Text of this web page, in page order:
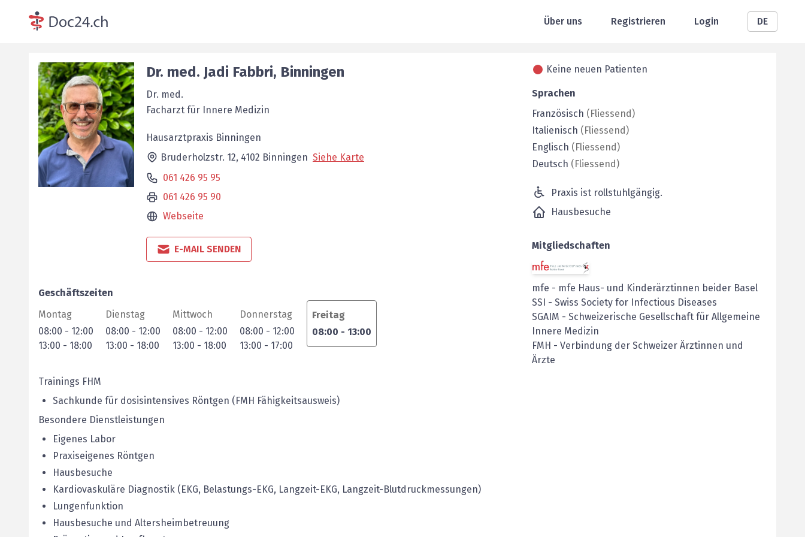
Über uns Registrieren Login DE
Dr. med. Jadi Fabbri, Binningen
Dr. med.
Facharzt für Innere Medizin
Hausarztpraxis Binningen
Bruderholzstr. 12, 4102 Binningen Siehe Karte
061 426 95 95
061 426 95 90
Webseite
E-MAIL SENDEN
Geschäftszeiten
Montag
08:00 - 12:00
13:00 - 18:00
Dienstag
08:00 - 12:00
13:00 - 18:00
Mittwoch
08:00 - 12:00
13:00 - 18:00
Donnerstag
08:00 - 12:00
13:00 - 17:00
Freitag
08:00 - 13:00
Trainings FHM
Sachkunde für dosisintensives Röntgen (FMH Fähigkeitsausweis)
Besondere Dienstleistungen
Eigenes Labor
Praxiseigenes Röntgen
Hausbesuche
Kardiovaskuläre Diagnostik (EKG, Belastungs-EKG, Langzeit-EKG, Langzeit-Blutdruckmessungen)
Lungenfunktion
Hausbesuche und Altersheimbetreuung
Keine neuen Patienten
Sprachen
Französisch (Fliessend)
Italienisch (Fliessend)
Englisch (Fliessend)
Deutsch (Fliessend)
Praxis ist rollstuhlgängig.
Hausbesuche
Mitgliedschaften
mfe - mfe Haus- und Kinderärztinnen beider Basel
SSI - Swiss Society for Infectious Diseases
SGAIM - Schweizerische Gesellschaft für Allgemeine
Innere Medizin
FMH - Verbindung der Schweizer Ärztinnen und
Ärzte